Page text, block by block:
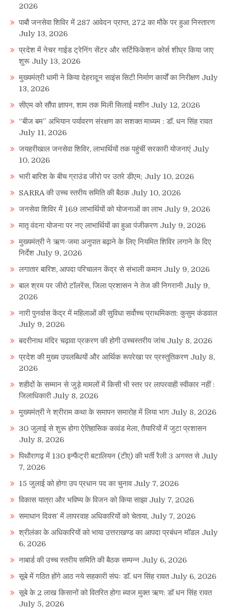
2026
पाबौ जनसेवा शिविर में 287 आवेदन प्राप्त, 272 का मौके पर हुआ निस्तारण
July 13, 2026
प्रदेश में नेचर गाईड ट्रेनिंग सेंटर और सर्टिफिकेशन कोर्स शीघ्र किया जाए
शुरू July 13, 2026
मुख्यमंत्री धामी ने किया देहरादून साइंस सिटी निर्माण कार्यों का निरीक्षण July
13, 2026
सीएम को सौंपा ज्ञापन, शाम तक मिली सिलाई मशीन July 12, 2026
“बीज बम” अभियान पर्यावरण संरक्षण का सशक्त माध्यम : डॉ. धन सिंह रावत
July 11, 2026
जयहरीखाल जनसेवा शिविर, लाभार्थियों तक पहुंचीं सरकारी योजनाएं July
10, 2026
भारी बारिश के बीच ग्राउंड जीरो पर उतरे डीएम; July 10, 2026
SARRA की उच्च स्तरीय समिति की बैठक July 10, 2026
जनसेवा शिविर में 169 लाभार्थियों को योजनाओं का लाभ July 9, 2026
मातृ वंदना योजना पर नए लाभार्थियों का हुआ पंजीकरण July 9, 2026
मुख्यमंत्री ने ऋण-जमा अनुपात बढ़ाने के लिए नियमित शिविर लगाने के दिए
निर्देश July 9, 2026
लगातार बारिश, आपदा परिचालन केंद्र से संभाली कमान July 9, 2026
बाल श्रम पर जीरो टॉलरेंस, जिला प्रशासन ने तेज की निगरानी July 9,
2026
नारी पुनर्वास केंद्र में महिलाओं की सुविधा सर्वोच्च प्राथमिकता: कुसुम कंडवाल
July 9, 2026
बदरीनाथ मंदिर चढ़ावा प्रकरण की होगी उच्चस्तरीय जांच July 8, 2026
प्रदेश की मुख्य उपलब्धियों और आर्थिक रूपरेखा पर प्रस्तुतिकरण July 8,
2026
शहीदों के सम्मान से जुड़े मामलों में किसी भी स्तर पर लापरवाही स्वीकार नहीं :
जिलाधिकारी July 8, 2026
मुख्यमंत्री ने श्रीराम कथा के समापन समारोह में लिया भाग July 8, 2026
30 जुलाई से शुरू होगा ऐतिहासिक कावंड मेला, तैयारियों में जुटा प्रशासन
July 8, 2026
पिथौरागढ़ में 130 इन्फैंट्री बटालियन (टीए) की भर्ती रैली 3 अगस्त से July
7, 2026
15 जुलाई को होगा उप प्रधान पद का चुनाव July 7, 2026
विकास यात्रा और भविष्य के विजन को किया साझा July 7, 2026
समाधान दिवस’ में लापरवाह अधिकारियों को चेताया, July 7, 2026
श्रीलंका के अधिकारियों को भाया उत्तराखण्ड का आपदा प्रबंधन माॅडल July
6, 2026
नाबार्ड की उच्च स्तरीय समिति की बैठक सम्पन्न July 6, 2026
सूबे में गठित होंगे आठ नये सहकारी संघः डाॅ. धन सिंह रावत July 6, 2026
सूबे के 2 लाख किसानों को वितरित होगा ब्याज मुक्त ऋण: डॉ धन सिंह रावत
July 5, 2026